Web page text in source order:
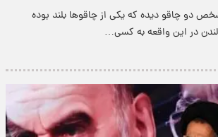
دو چاقو دیده که یکی از چاقوها بلند بوده
در این واقعه به کسی…